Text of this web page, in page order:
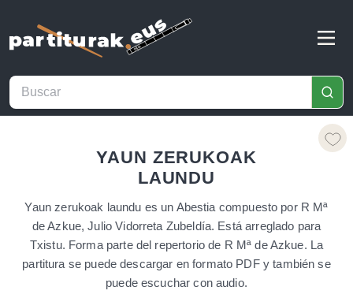
YAUN ZERUKOAK
LAUNDU
Yaun zerukoak laundu es un Abestia compuesto por R Mª
de Azkue, Julio Vidorreta Zubeldía. Está arreglado para
Txistu. Forma parte del repertorio de R Mª de Azkue. La
partitura se puede descargar en formato PDF y también se
puede escuchar con audio.